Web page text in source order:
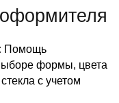
Помощь
формы, цвета
с учетом